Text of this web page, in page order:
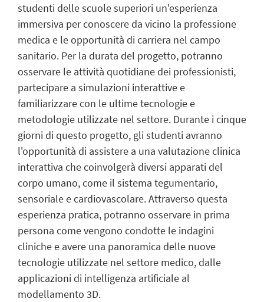
studenti delle scuole superiori un'esperienza
immersiva per conoscere da vicino la professione
medica e le opportunità di carriera nel campo
sanitario. Per la durata del progetto, potranno
osservare le attività quotidiane dei professionisti,
partecipare a simulazioni interattive e
familiarizzare con le ultime tecnologie e
metodologie utilizzate nel settore. Durante i cinque
giorni di questo progetto, gli studenti avranno
l'opportunità di assistere a una valutazione clinica
interattiva che coinvolgerà diversi apparati del
corpo umano, come il sistema tegumentario,
sensoriale e cardiovascolare. Attraverso questa
esperienza pratica, potranno osservare in prima
persona come vengono condotte le indagini
cliniche e avere una panoramica delle nuove
tecnologie utilizzate nel settore medico, dalle
applicazioni di intelligenza artificiale al
modellamento 3D.